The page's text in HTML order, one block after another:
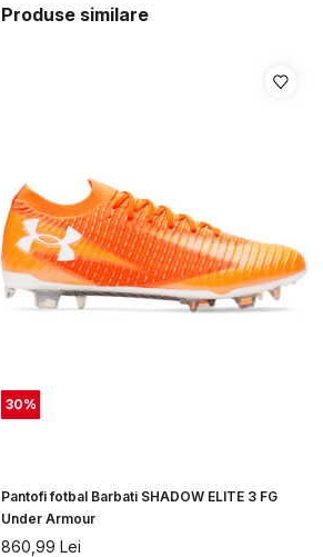
Produse similare
30%
Pantofi fotbal Barbati SHADOW ELITE 3 FG
Under Armour
860,99 Lei